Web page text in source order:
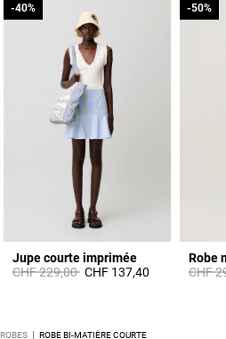
Jupe courte imprimée
Prix réduit à partir de
CHF 229,00à
-40%
CHF 137,40
-40%
Robe
Prix
CHF
-50%
-50%
ROBES ROBE BI-MATIÈRE COURTE